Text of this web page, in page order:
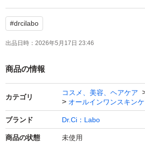
#drcilabo
出品日時： 2026年5月17日 23:46
商品の情報
カテゴリ
コスメ、美容、ヘアケア
オールインワンスキン
ブランド Dr.Ci：Labo
商品の状態 未使用